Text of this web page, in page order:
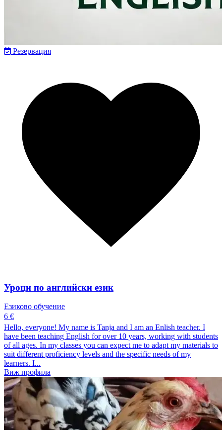
Резервация
Уроци по английски език
Езиково обучение
6 €
Hello, everyone! My name is Tanja and I am an Enlish teacher. I
have been teaching English for over 10 years, working with students
of all ages. In my classes you can expect me to adapt my materials to
suit different proficiency levels and the specific needs of my
learners. I...
Виж профила